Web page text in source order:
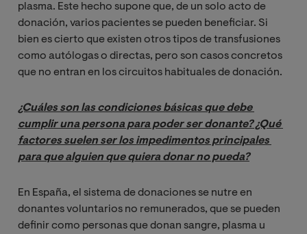
plasma. Este hecho supone que, de un solo acto de
donación, varios pacientes se pueden beneficiar. Si
bien es cierto que existen otros tipos de transfusiones
como autólogas o directas, pero son casos concretos
que no entran en los circuitos habituales de donación.
¿Cuáles son las condiciones básicas que debe
cumplir una persona para poder ser donante? ¿Qué
factores suelen ser los impedimentos principales
para que alguien que quiera donar no pueda?
En España, el sistema de donaciones se nutre en
donantes voluntarios no remunerados, que se pueden
definir como personas que donan sangre, plasma u